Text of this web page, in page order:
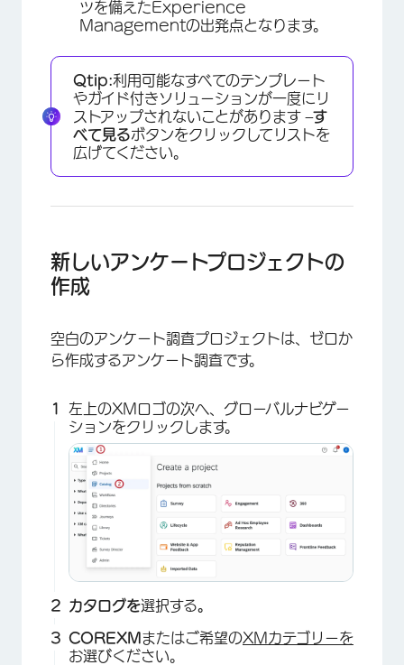
ツを備えたExperience
Managementの出発点となります。
Qtip:利用可能なすべてのテンプレート
やガイド付きソリューションが一度にリ
ストアップされないことがあります –す
べて見るボタンをクリックしてリストを
広げてください。
新しいアンケートプロジェクトの
作成
空白のアンケート調査プロジェクトは、ゼロか
ら作成するアンケート調査です。
左上のXMロゴの次へ、グローバルナビゲー
ションをクリックします。
カタログを選択する。
COREXM またはご希望のXMカテゴリーを
お選びください。